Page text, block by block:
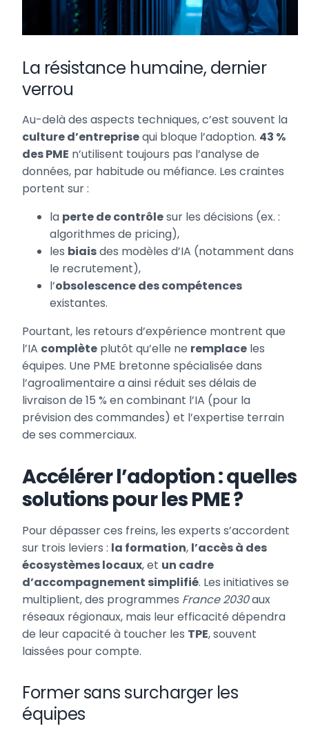
La résistance humaine, dernier
verrou
Au-delà des aspects techniques, c’est souvent la
culture d’entreprisequi bloque l’adoption. 43 %
des PME n’utilisent toujours pas l’analyse de
données, par habitude ou méfiance. Les craintes
portent sur :
la perte de contrôlesur les décisions (ex. :
algorithmes de pricing),
les biaisdes modèles d’IA (notamment dans
le recrutement),
l’obsolescence des compétences
existantes.
Pourtant, les retours d’expérience montrent que
l’IA complète plutôt qu’elle ne remplace les
équipes. Une PME bretonne spécialisée dans
l’agroalimentaire a ainsi réduit ses délais de
livraison de 15 % en combinant l’IA (pour la
prévision des commandes) et l’expertise terrain
de ses commerciaux.
Accélérer l’adoption : quelles
solutions pour les PME ?
Pour dépasser ces freins, les experts s’accordent
sur trois leviers : la formation, l’accès à des
écosystèmes locaux, et un cadre
d’accompagnement simplifié. Les initiatives se
multiplient, des programmes France 2030aux
réseaux régionaux, mais leur efficacité dépendra
de leur capacité à toucher les TPE, souvent
laissées pour compte.
Former sans surcharger les
équipes